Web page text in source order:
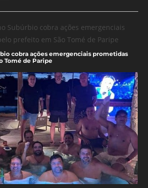
cobra ações emergenciais prometidas
Tomé de Paripe